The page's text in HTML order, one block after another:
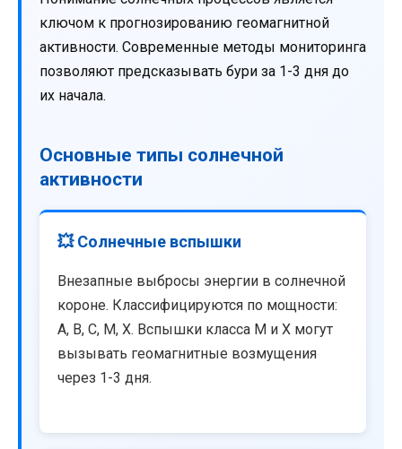
ключом к прогнозированию геомагнитной
активности. Современные методы мониторинга
позволяют предсказывать бури за 1-3 дня до
их начала.
Основные типы солнечной
активности
💥 Солнечные вспышки
Внезапные выбросы энергии в солнечной
короне. Классифицируются по мощности:
A, B, C, M, X. Вспышки класса M и X могут
вызывать геомагнитные возмущения
через 1-3 дня.